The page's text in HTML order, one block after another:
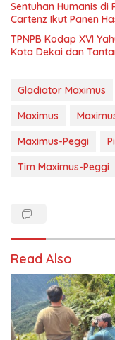
Sentuhan Humanis di
Cartenz Ikut Panen
TPNPB Kodap XVI
Kota Dekai dan
Gladiator Maximus
Maximus
Maximus-Peggi
Tim Maximus-Peggi
Read Also